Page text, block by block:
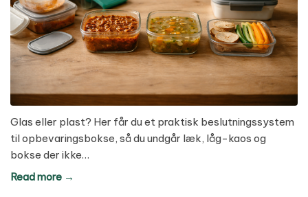
Glas eller plast? Her får du et praktisk beslutningssystem
til opbevaringsbokse, så du undgår læk, låg-kaos og
bokse der ikke…
Read more →